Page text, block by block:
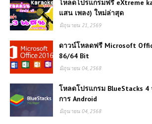
โหลดโปรแกรมฟรี eXtreme
แสน เพลง) ใหม่ล่าสุด
มิถุนายน 21, 2569
ดาวน์โหลดฟรี Microsoft
86/64 Bit
มิถุนายน 04, 2568
โหลดโปรแกรม BlueStacks
การ Android
มิถุนายน 04, 2568